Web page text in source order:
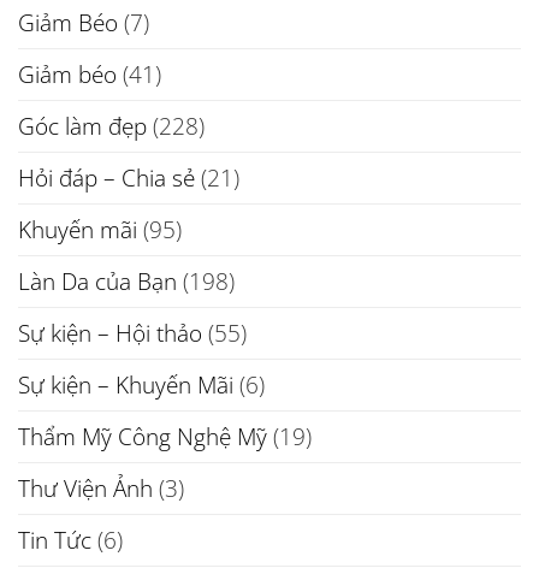
Giảm Béo (7)
Giảm béo (41)
Góc làm đẹp(228)
Hỏi đáp – Chia sẻ(21)
Khuyến mãi (95)
Làn Da của Bạn (198)
Sự kiện – Hội thảo (55)
Sự kiện – Khuyến Mãi (6)
Thẩm Mỹ Công Nghệ Mỹ(19)
Thư Viện Ảnh (3)
Tin Tức(6)